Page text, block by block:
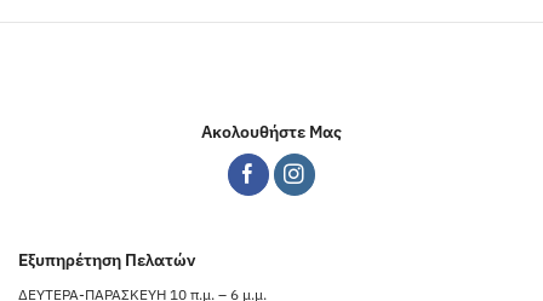
Ακολουθήστε Μας
Εξυπηρέτηση Πελατών
ΔΕΥΤΕΡΑ-ΠΑΡΑΣΚΕΥΗ 10 π.μ. – 6 μ.μ.